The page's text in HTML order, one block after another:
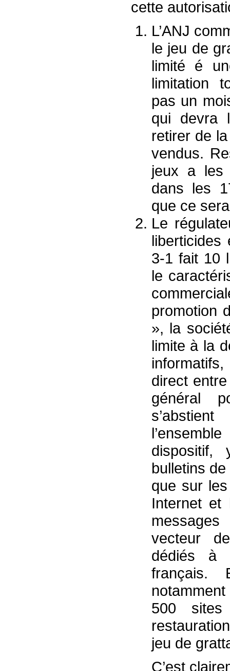
cette
L’ANJ
le jeu de
limité é
limitation
pas un
qui devra
retirer de
vendus.
jeux a les
dans les
que ce
Le
liberticides
3-1 fait 10
le
promotion
», la
limite à la
direct
général
bulletins
que sur
Internet et
vecteur
dédiés à
français.
500
jeu de
C’est